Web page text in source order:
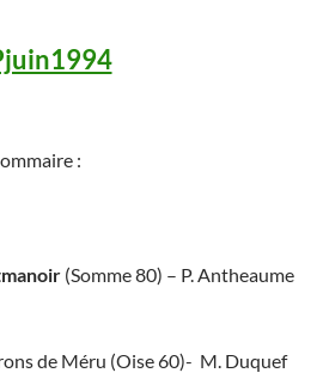
:
(Somme 80) – P. Antheaume
de Méru (Oise 60)- M. Duquef